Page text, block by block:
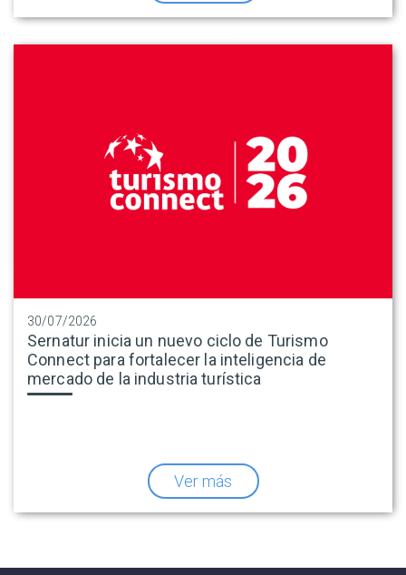
30/07/2026
Sernatur inicia un nuevo ciclo de Turismo
Connect para fortalecer la inteligencia de
mercado de la industria turística
Ver más